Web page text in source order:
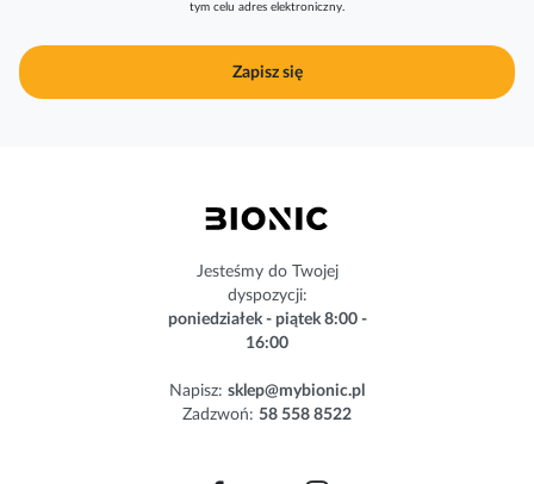
j
n
Zapisz się
tym celu adres elektroniczny.
Jesteśmy do Twojej
dyspozycji:
poniedziałek - piątek 8:00 -
16:00
Napisz: sklep@mybionic.pl
Zadzwoń: 58 558 8522